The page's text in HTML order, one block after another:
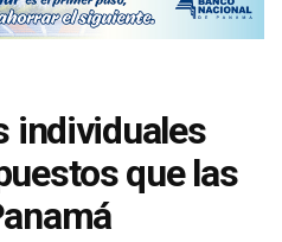
individuales
que las